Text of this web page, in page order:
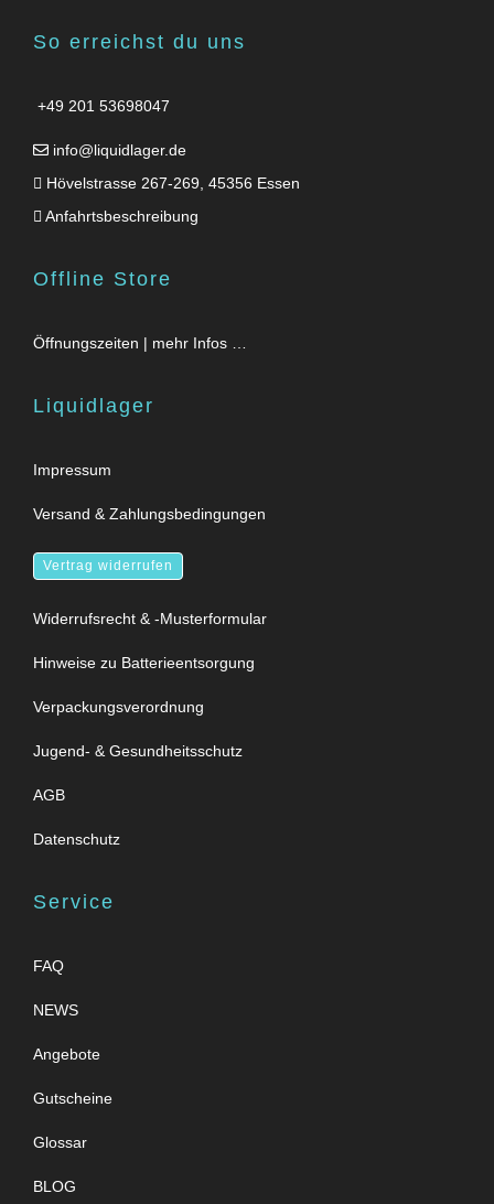
So erreichst du uns
+49 201 53698047
info@liquidlager.de
Hövelstrasse 267-269, 45356 Essen
Anfahrtsbeschreibung
Offline Store
Öffnungszeiten | mehr Infos …
Liquidlager
Impressum
Versand & Zahlungsbedingungen
Vertrag widerrufen
Widerrufsrecht & -Musterformular
Hinweise zu Batterieentsorgung
Verpackungsverordnung
Jugend- & Gesundheitsschutz
AGB
Datenschutz
Service
FAQ
NEWS
Angebote
Gutscheine
Glossar
BLOG